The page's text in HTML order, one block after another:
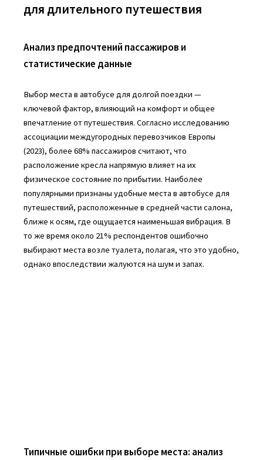
для длительного путешествия
Анализ предпочтений пассажиров и
статистические данные
Выбор места в автобусе для долгой поездки —
ключевой фактор, влияющий на комфорт и общее
впечатление от путешествия. Согласно исследованию
ассоциации междугородных перевозчиков Европы
(2023), более 68% пассажиров считают, что
расположение кресла напрямую влияет на их
физическое состояние по прибытии. Наиболее
популярными признаны удобные места в автобусе для
путешествий, расположенные в средней части салона,
ближе к осям, где ощущается наименьшая вибрация. В
то же время около 21% респондентов ошибочно
выбирают места возле туалета, полагая, что это удобно,
однако впоследствии жалуются на шум и запах.
Типичные ошибки при выборе места: анализ